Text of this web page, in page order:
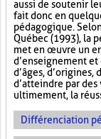
aussi de soutenir
fait donc en
pédagogique.
Québec (1993), la
met en œuvre un
d’enseignement et
d’âges,
d’atteindre par
ultimement, la
Différenciation